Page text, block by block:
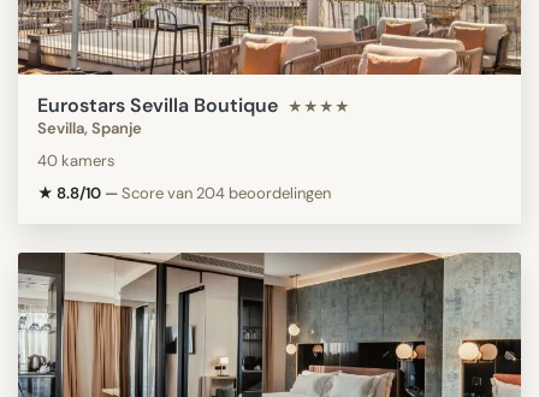
Eurostars Sevilla Boutique ★★★★
Sevilla, Spanje
40 kamers
★ 8.8/10 —Score van 204 beoordelingen